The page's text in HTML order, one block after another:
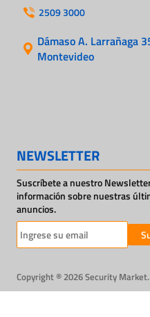
2509 3000
Dámaso A. Larrañaga
Montevideo
NEWSLETTER
Suscríbete a nuestro
información sobre nuestras
anuncios.
Copyright ® 2026 Security